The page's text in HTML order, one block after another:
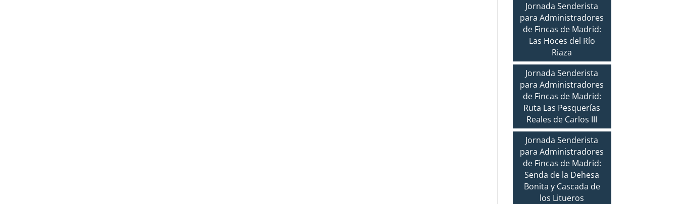
Jornada Senderista
para Administradores
de Fincas de Madrid:
Las Hoces del Río
Riaza
Jornada Senderista
para Administradores
de Fincas de Madrid:
Ruta Las Pesquerías
Reales de Carlos III
Jornada Senderista
para Administradores
de Fincas de Madrid:
Senda de la Dehesa
Bonita y Cascada de
los Litueros